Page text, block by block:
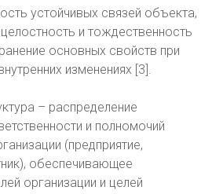
устойчивых связей объекта,
и тождественность
основных свойств при
изменениях [3].
– распределение
и полномочий
(предприятие,
обеспечивающее
организации и целей